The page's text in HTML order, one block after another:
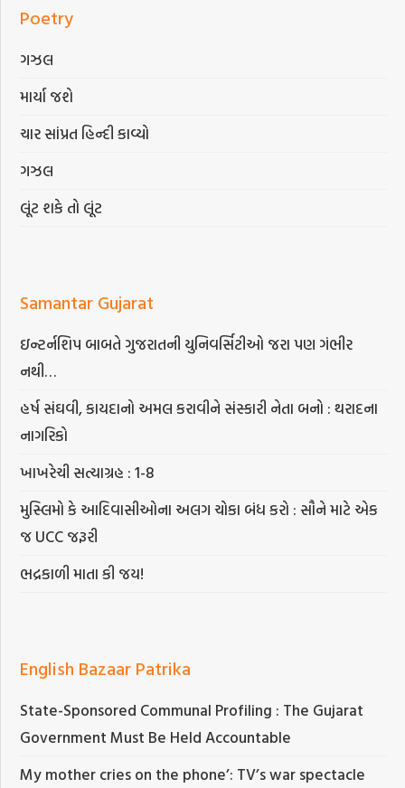
Poetry
ગઝલ
માર્યા જશે
ચાર સાંપ્રત હિન્દી કાવ્યો
ગઝલ
લૂંટ શકે તો લૂંટ
Samantar Gujarat
ઇન્ટર્નશિપ બાબતે ગુજરાતની યુનિવર્સિટીઓ જરા પણ ગંભીર
નથી…
હર્ષ સંઘવી, કાયદાનો અમલ કરાવીને સંસ્કારી નેતા બનો : થરાદના
નાગરિકો
ખાખરેચી સત્યાગ્રહ : 1-8
મુસ્લિમો કે આદિવાસીઓના અલગ ચોકા બંધ કરો : સૌને માટે એક
જ UCC જરૂરી
ભદ્રકાળી માતા કી જય!
English Bazaar Patrika
State-Sponsored Communal Profiling : The Gujarat
Government Must Be Held Accountable
My mother cries on the phone’: TV’s war spectacle